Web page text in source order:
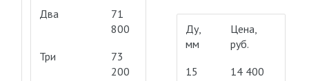
Два
71
800
Три
73
200
Ду,
мм
Цена,
руб.
15
14 400